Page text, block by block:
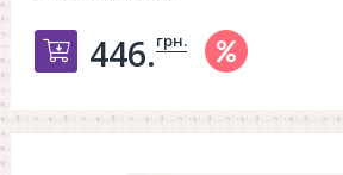
Добавить в корзину
446.грн.